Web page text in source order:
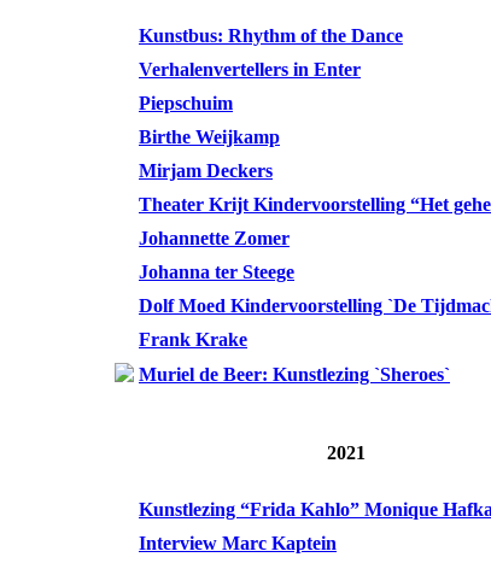
Kunstbus: Rhythm of the Dance
Verhalenvertellers in Enter
Piepschuim
Birthe Weijkamp
Mirjam Deckers
Theater Krijt Kindervoorstelling “Het
Johannette Zomer
Johanna ter Steege
Dolf Moed Kindervoorstelling `De
Frank Krake
Muriel de Beer: Kunstlezing `Sheroes`
2021
Kunstlezing “Frida Kahlo” Monique
Interview Marc Kaptein